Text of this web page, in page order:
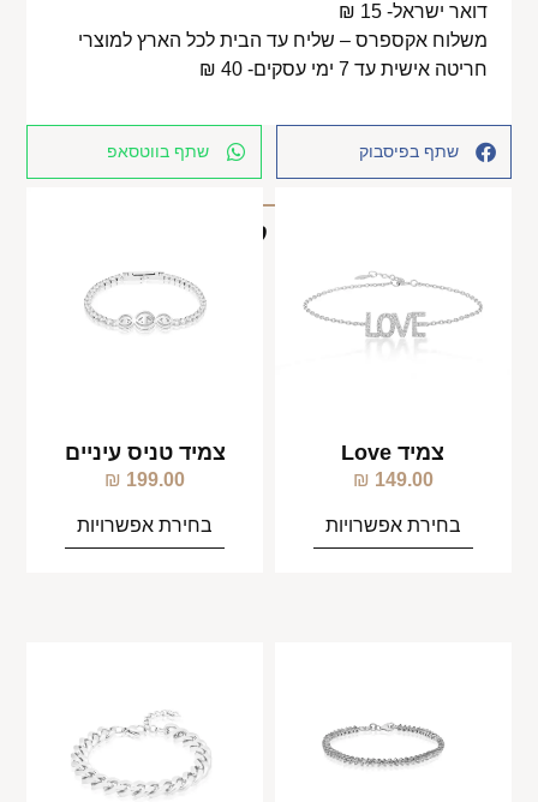
דואר ישראל- 15 ₪
משלוח אקספרס – שליח עד הבית לכל הארץ למוצרי
חריטה אישית עד 7 ימי עסקים- 40 ₪
שתף בפיסבוק שתף בווטסאפ
מוצרים קשורים
צמיד Love
149.00
₪
בחירת אפשרויות
צמיד טניס עיניים
199.00
₪
בחירת אפשרויות